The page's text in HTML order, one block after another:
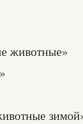
животные»